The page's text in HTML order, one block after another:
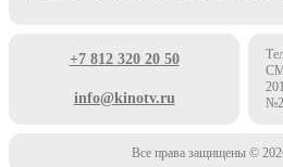
+7 812 320 20 50
info@kinotv.ru
Все права защищены ©